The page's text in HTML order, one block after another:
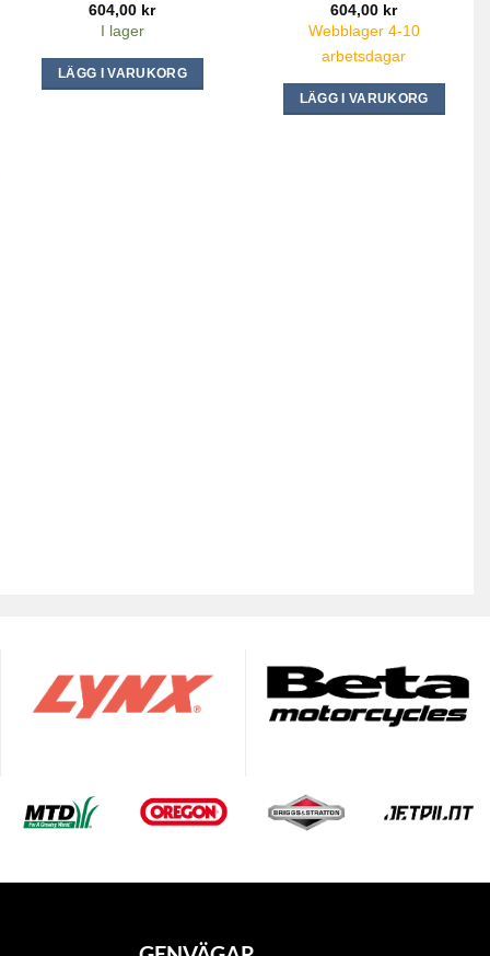
604,00 kr
I lager
LÄGG I VARUKORG
604,00 kr
Webblager 4-10
arbetsdagar
LÄGG I VARUKORG